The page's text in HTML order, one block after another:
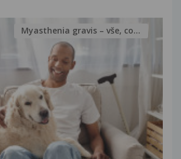
Myasthenia gravis – vše, co...